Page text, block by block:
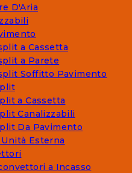
D'Aria
a Cassetta
a Parete
Soffitto Pavimento
a Cassetta
Canalizzabili
Da Pavimento
Unità Esterna
a Incasso